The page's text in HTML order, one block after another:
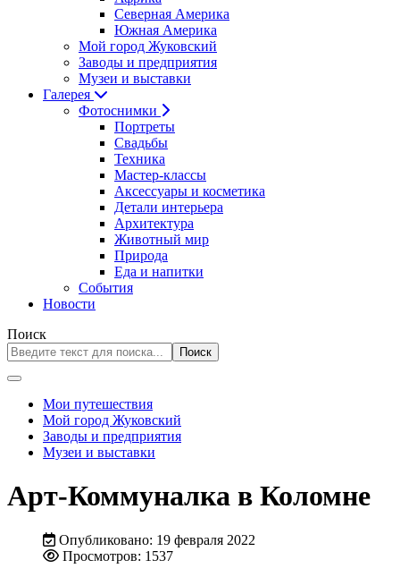
Северная Америка
Южная Америка
Мой город Жуковский
Заводы и предприятия
Музеи и выставки
Галерея
Фотоснимки
Портреты
Свадьбы
Техника
Мастер-классы
Аксессуары и косметика
Детали интерьера
Архитектура
Животный мир
Природа
Еда и напитки
События
Новости
Поиск
Поиск
Мои путешествия
Мой город Жуковский
Заводы и предприятия
Музеи и выставки
Арт-Коммуналка в Коломне
Опубликовано: 19 февраля 2022
Просмотров: 1537